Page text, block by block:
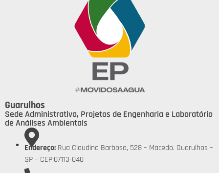
Guarulhos
Sede Administrativa, Projetos de Engenharia e Laboratório
de Análises Ambientais
Endereço: Rua Claudino Barbosa, 528 – Macedo. Guarulhos –
SP – CEP:07113-040